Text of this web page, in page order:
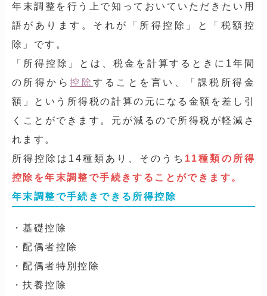
年末調整を行う上で知っておいていただきたい用
語があります。それが「所得控除」と「税額控
除」です。
「所得控除」とは、税金を計算するときに1年間
の所得から控除することを言い、「課税所得金
額」という所得税の計算の元になる金額を差し引
くことができます。元が減るので所得税が軽減さ
れます。
所得控除は14種類あり、そのうち 11種類の所得
控除を年末調整で手続きすることができます。
年末調整で手続きできる所得控除
・基礎控除
・配偶者控除
・配偶者特別控除
・扶養控除